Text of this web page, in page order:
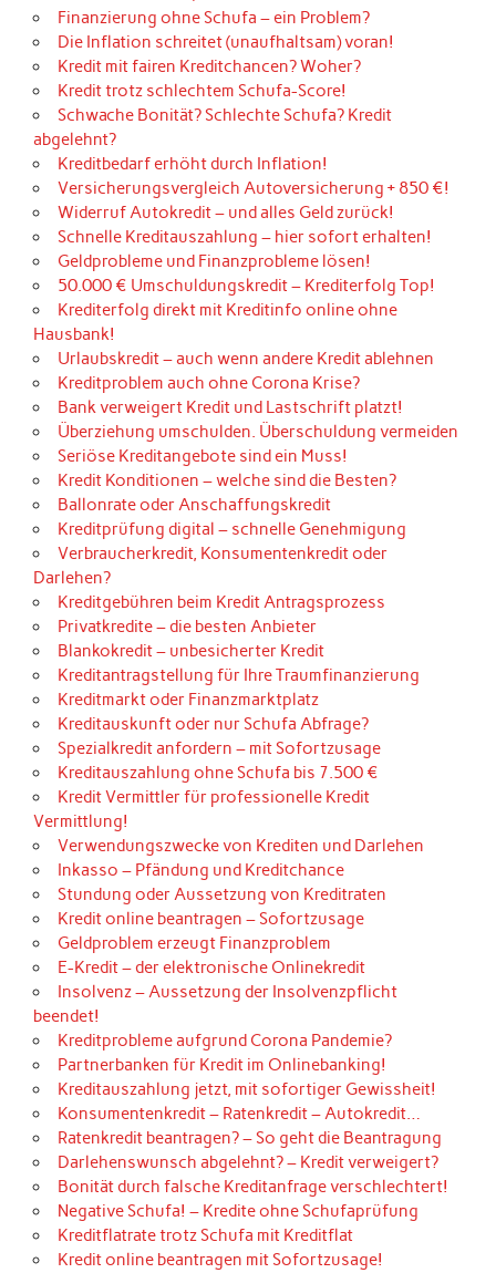
Finanzierung ohne Schufa – ein Problem?
Die Inflation schreitet (unaufhaltsam) voran!
Kredit mit fairen Kreditchancen? Woher?
Kredit trotz schlechtem Schufa-Score!
Schwache Bonität? Schlechte Schufa? Kredit
abgelehnt?
Kreditbedarf erhöht durch Inflation!
Versicherungsvergleich Autoversicherung + 850 €!
Widerruf Autokredit – und alles Geld zurück!
Schnelle Kreditauszahlung – hier sofort erhalten!
Geldprobleme und Finanzprobleme lösen!
50.000 € Umschuldungskredit – Krediterfolg Top!
Krediterfolg direkt mit Kreditinfo online ohne
Hausbank!
Urlaubskredit – auch wenn andere Kredit ablehnen
Kreditproblem auch ohne Corona Krise?
Bank verweigert Kredit und Lastschrift platzt!
Überziehung umschulden. Überschuldung vermeiden
Seriöse Kreditangebote sind ein Muss!
Kredit Konditionen – welche sind die Besten?
Ballonrate oder Anschaffungskredit
Kreditprüfung digital – schnelle Genehmigung
Verbraucherkredit, Konsumentenkredit oder
Darlehen?
Kreditgebühren beim Kredit Antragsprozess
Privatkredite – die besten Anbieter
Blankokredit – unbesicherter Kredit
Kreditantragstellung für Ihre Traumfinanzierung
Kreditmarkt oder Finanzmarktplatz
Kreditauskunft oder nur Schufa Abfrage?
Spezialkredit anfordern – mit Sofortzusage
Kreditauszahlung ohne Schufa bis 7.500 €
Kredit Vermittler für professionelle Kredit
Vermittlung!
Verwendungszwecke von Krediten und Darlehen
Inkasso – Pfändung und Kreditchance
Stundung oder Aussetzung von Kreditraten
Kredit online beantragen – Sofortzusage
Geldproblem erzeugt Finanzproblem
E-Kredit – der elektronische Onlinekredit
Insolvenz – Aussetzung der Insolvenzpflicht
beendet!
Kreditprobleme aufgrund Corona Pandemie?
Partnerbanken für Kredit im Onlinebanking!
Kreditauszahlung jetzt, mit sofortiger Gewissheit!
Konsumentenkredit – Ratenkredit – Autokredit…
Ratenkredit beantragen? – So geht die Beantragung
Darlehenswunsch abgelehnt? – Kredit verweigert?
Bonität durch falsche Kreditanfrage verschlechtert!
Negative Schufa! – Kredite ohne Schufaprüfung
Kreditflatrate trotz Schufa mit Kreditflat
Kredit online beantragen mit Sofortzusage!